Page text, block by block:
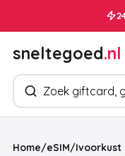
sneltegoed.nl
Zoek producten
Home/eSIM/Ivoorkust